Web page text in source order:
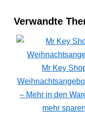
Verwandte
Mr Key
– Mehr in den
mehr sparen